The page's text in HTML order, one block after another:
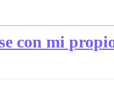
con mi